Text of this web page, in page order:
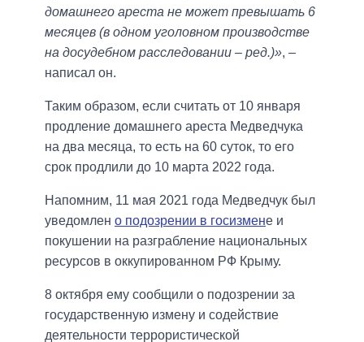
домашнего ареста не может превышать 6
месяцев (в одном уголовном производстве
на досудебном расследовании – ред.)», –
написал он.
Таким образом, если считать от 10 января
продление домашнего ареста Медведчука
на два месяца, то есть на 60 суток, то его
срок продлили до 10 марта 2022 года.
Напомним, 11 мая 2021 года Медведчук был
уведомлен о подозрении в госизмене и
покушении на разграбление национальных
ресурсов в оккупированном РФ Крыму.
8 октября ему сообщили о подозрении за
государственную измену и содействие
деятельности террористической